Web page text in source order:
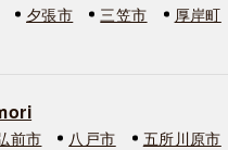
夕張市 三笠市 厚岸町
前市 八戸市 五所川原市